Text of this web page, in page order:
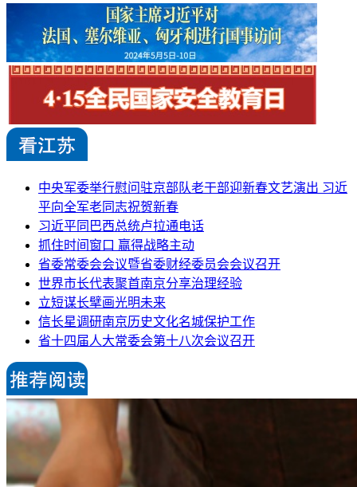
中央军委举行慰问驻京部队老干部迎新春文艺演出 习近
平向全军老同志祝贺新春
习近平同巴西总统卢拉通电话
抓住时间窗口 赢得战略主动
省委常委会会议暨省委财经委员会会议召开
世界市长代表聚首南京分享治理经验
立短谋长擘画光明未来
信长星调研南京历史文化名城保护工作
省十四届人大常委会第十八次会议召开